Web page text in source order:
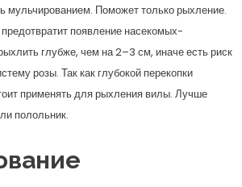
мульчированием. Поможет только рыхление.
появление насекомых-
глубже, чем на 2–3 см, иначе есть риск
розы. Так как глубокой перекопки
применять для рыхления вилы. Лучше
полольник.